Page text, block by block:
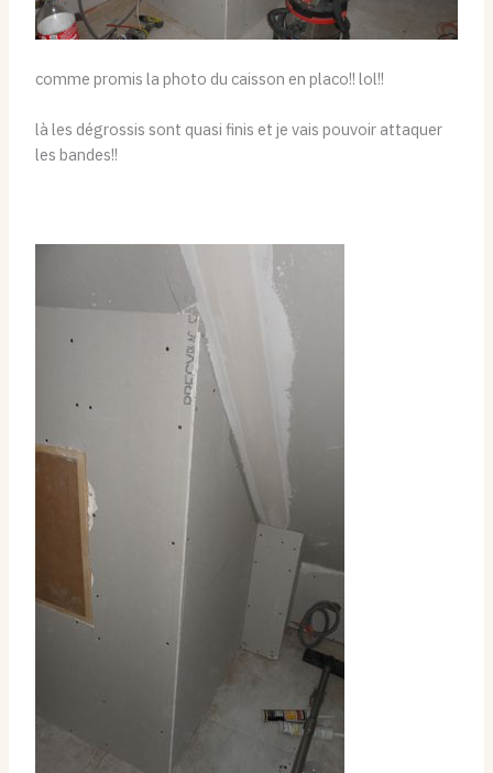
comme promis la photo du caisson en placo!! lol!!
là les dégrossis sont quasi finis et je vais pouvoir attaquer
les bandes!!